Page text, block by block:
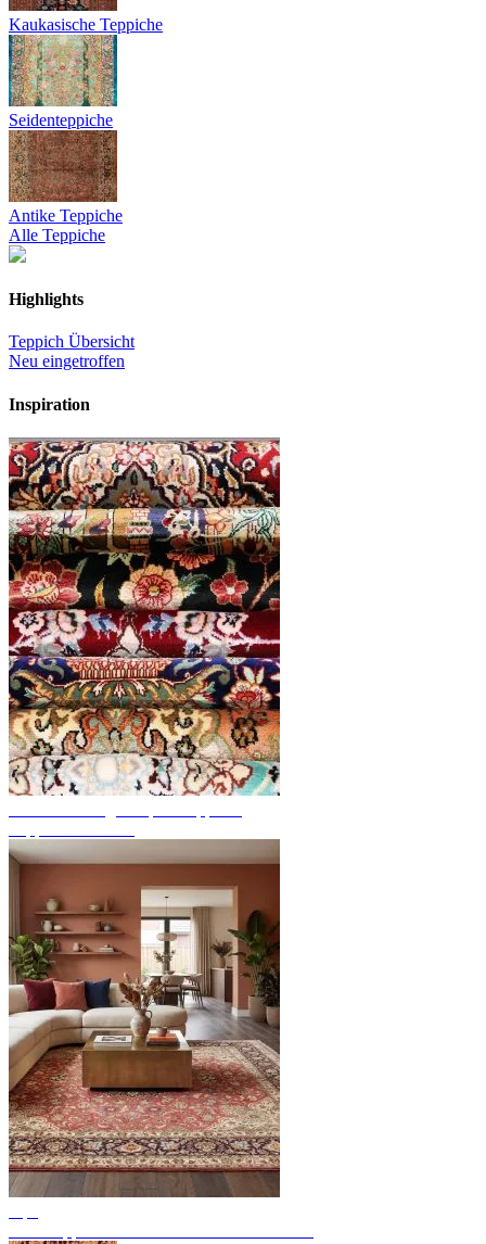
Kaukasische Teppiche
Seidenteppiche
Antike Teppiche
Alle Teppiche
Highlights
Teppich Übersicht
Neu eingetroffen
Inspiration